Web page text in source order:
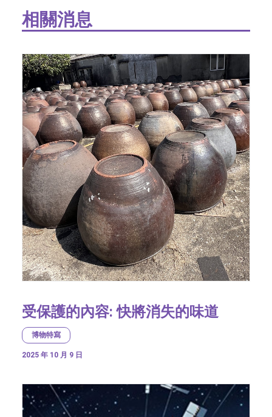
相關消息
受保護的內容: 快將消失的味道
博物特寫
2025 年 10 月 9 日